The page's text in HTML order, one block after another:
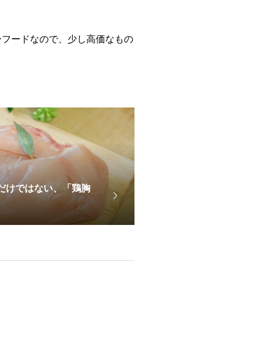
ードなので、少し高価なもの
けではない、「鶏胸